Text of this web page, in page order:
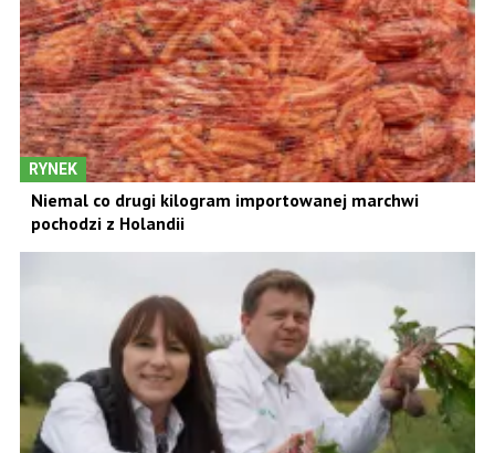
RYNEK
Niemal co drugi kilogram importowanej marchwi
pochodzi z Holandii